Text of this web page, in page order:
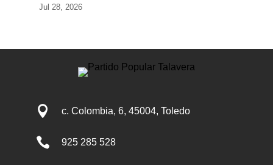
Jul 28, 2026
 c. Colombia, 6, 45004, Toledo
 925 285 528